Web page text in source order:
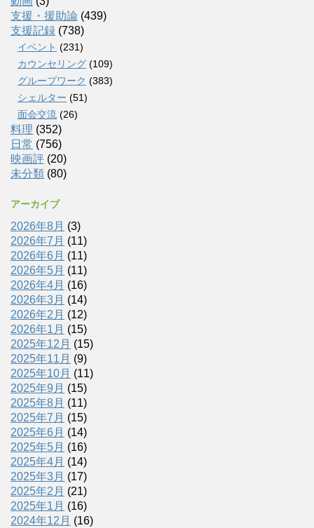
支援・援助論 (439)
支援記録 (738)
イベント (231)
カウンセリング (109)
グループワーク (383)
シェルター (51)
面会交流 (26)
料理 (352)
日常 (756)
映画評 (20)
未分類 (80)
アーカイブ
2026年8月 (3)
2026年7月 (11)
2026年6月 (11)
2026年5月 (11)
2026年4月 (16)
2026年3月 (14)
2026年2月 (12)
2026年1月 (15)
2025年12月 (15)
2025年11月 (9)
2025年10月 (11)
2025年9月 (15)
2025年8月 (11)
2025年7月 (15)
2025年6月 (14)
2025年5月 (16)
2025年4月 (14)
2025年3月 (17)
2025年2月 (21)
2025年1月 (16)
2024年12月 (16)